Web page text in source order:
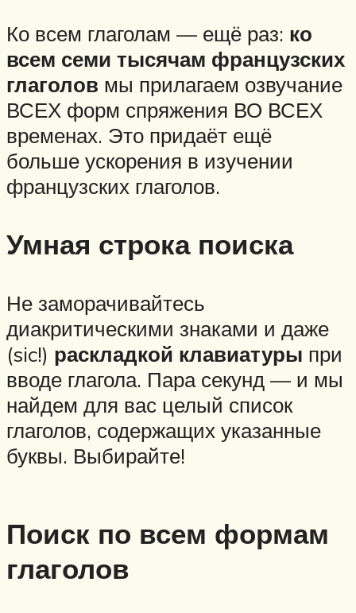
Ко всем глаголам — ещё раз: ко
всем семи тысячам французских
глаголов мы прилагаем озвучание
ВСЕХ форм спряжения ВО ВСЕХ
временах. Это придаёт ещё
больше ускорения в изучении
французских глаголов.
Умная строка поиска
Не заморачивайтесь
диакритическими знаками и даже
(sic!) раскладкой клавиатуры при
вводе глагола. Пара секунд — и мы
найдем для вас целый список
глаголов, содержащих указанные
буквы. Выбирайте!
Поиск по всем формам
глаголов